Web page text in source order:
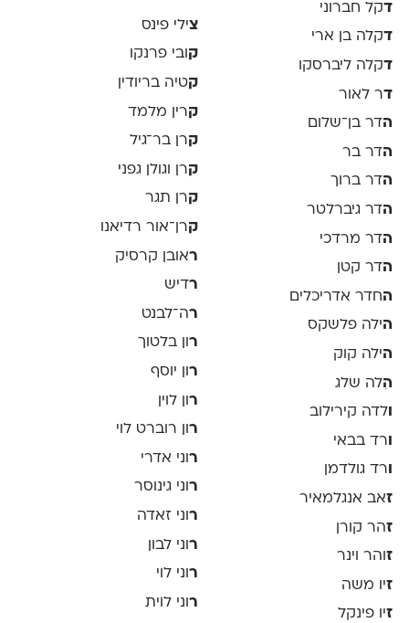
דקל חברוני
דקלה בן ארי
דקלה ליברסקו
דר לאור
הדר בן־שלום
הדר בר
הדר ברוך
הדר גיברלטר
הדר מרדכי
הדר קטן
החדר אדריכלים
הילה פלשקס
הילה קוק
הִלה שלג
לדה קירילוב
רד בבאי
ורד גולדמן
זאב אנגלמאיר
זהר קורן
זוהר וינר
זיו משה
זיו פינקל
צילי פינס
קובי פרנקו
קטיה בריודין
קרין מלמד
קרן בר־גיל
קרן וגולן גפני
קרן תגר
קרן־אור רדיאנו
ראובן קרסיק
רדיש
רה־לבנט
רון בלטוך
ר ון יוסף
רון לוין
ר ון רוברט לוי
ר וני אדרי
רוני גינוסר
ר וני זאדה
רוני לבון
ר וני לוי
ר וני לוית